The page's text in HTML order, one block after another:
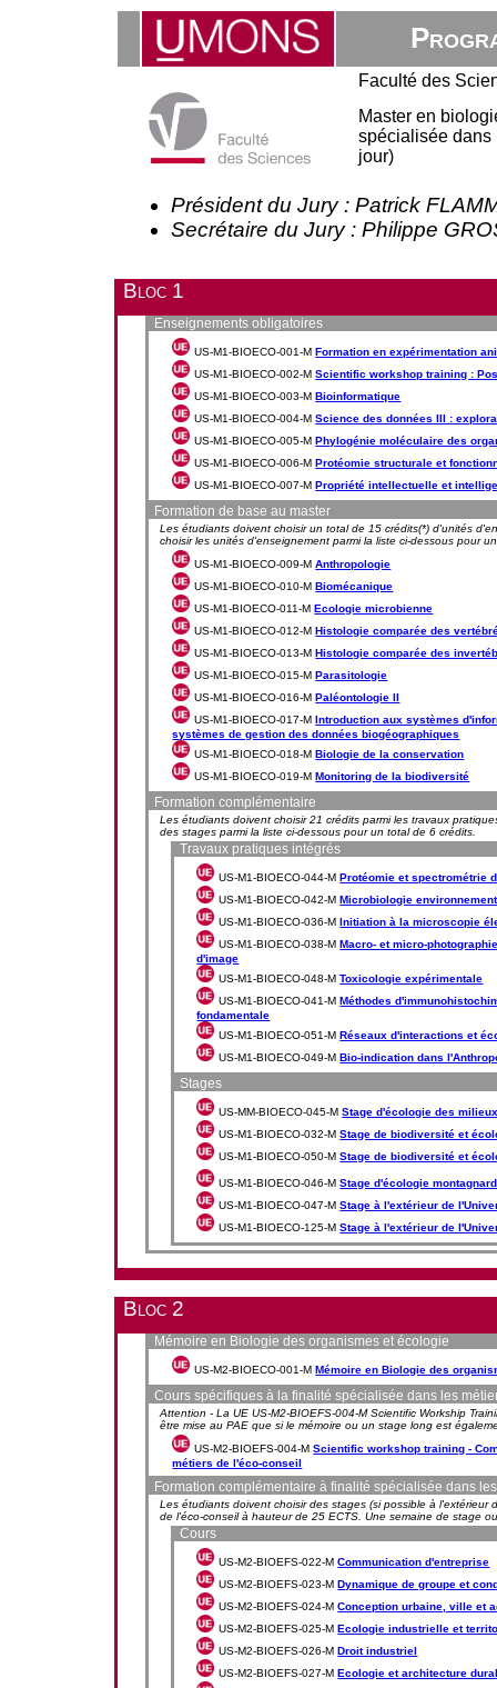
Faculté des
Master en
spécialisée dans
jour)
Président du Jury : Patrick
Secrétaire du Jury : Philippe
Bloc 1
Enseignements obligatoires
US-M1-BIOECO-001-MFormation en expérimentation
US-M1-BIOECO-002-MScientific workshop training :
US-M1-BIOECO-003-MBioinformatique
US-M1-BIOECO-004-MScience des données III :
US-M1-BIOECO-005-MPhylogénie moléculaire des
US-M1-BIOECO-006-MProtéomie structurale et
US-M1-BIOECO-007-MPropriété intellectuelle et
Formation de base au master
Les étudiants doivent choisir un total de 15 crédits(*) d'unités
choisir les unités d'enseignement parmi la liste ci-dessous pour
US-M1-BIOECO-009-MAnthropologie
US-M1-BIOECO-010-MBiomécanique
US-M1-BIOECO-011-MEcologie microbienne
US-M1-BIOECO-012-MHistologie comparée des
US-M1-BIOECO-013-MHistologie comparée des
US-M1-BIOECO-015-MParasitologie
US-M1-BIOECO-016-MPaléontologie II
US-M1-BIOECO-017-MIntroduction aux systèmes
systèmes de gestion des données biogéographiques
US-M1-BIOECO-018-MBiologie de la conservation
US-M1-BIOECO-019-MMonitoring de la biodiversité
Formation complémentaire
Les étudiants doivent choisir 21 crédits parmi les travaux
des stages parmi la liste ci-dessous pour un total de 6 crédits.
Travaux pratiques intégrés
US-M1-BIOECO-044-MProtéomie et spectrométrie
US-M1-BIOECO-042-MMicrobiologie
US-M1-BIOECO-036-MInitiation à la microscopie
US-M1-BIOECO-038-MMacro- et micro-
d'image
US-M1-BIOECO-048-MToxicologie expérimentale
US-M1-BIOECO-041-MMéthodes
fondamentale
US-M1-BIOECO-051-MRéseaux d'interactions et
US-M1-BIOECO-049-MBio-indication dans
Stages
US-MM-BIOECO-045-MStage d'écologie des
US-M1-BIOECO-032-MStage de biodiversité et
US-M1-BIOECO-050-MStage de biodiversité et
US-M1-BIOECO-046-MStage d'écologie
US-M1-BIOECO-047-MStage à l'extérieur de
US-M1-BIOECO-125-MStage à l'extérieur de
Bloc 2
Mémoire en Biologie des organismes et écologie
US-M2-BIOECO-001-MMémoire en Biologie des
Cours spécifiques à la finalité spécialisée dans les
Attention - La UE US-M2-BIOEFS-004-M Scientific Workship
être mise au PAE que si le mémoire ou un stage long est
US-M2-BIOEFS-004-MScientific workshop training -
métiers de l'éco-conseil
Formation complémentaire à finalité spécialisée dans
Les étudiants doivent choisir des stages (si possible à l'extérieur
de l'éco-conseil à hauteur de 25 ECTS. Une semaine de stage
Cours
US-M2-BIOEFS-022-MCommunication d'entreprise
US-M2-BIOEFS-023-MDynamique de groupe et
US-M2-BIOEFS-024-MConception urbaine, ville et
US-M2-BIOEFS-025-MEcologie industrielle et
US-M2-BIOEFS-026-MDroit industriel
US-M2-BIOEFS-027-MEcologie et architecture